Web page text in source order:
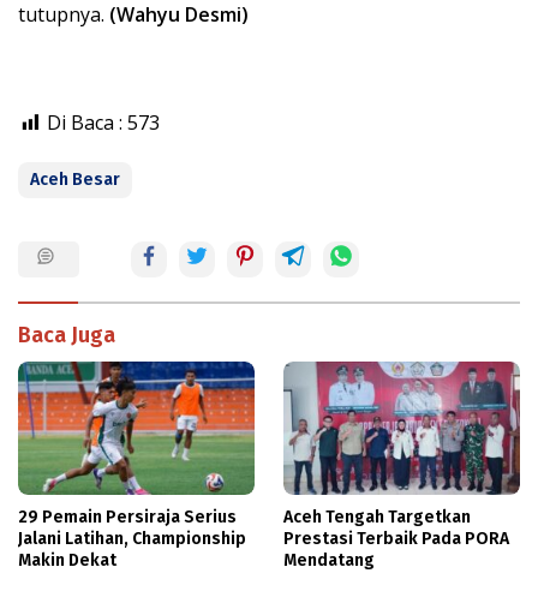
tutupnya. (Wahyu Desmi)
Di Baca : 573
Aceh Besar
Baca Juga
29 Pemain Persiraja Serius
Jalani Latihan, Championship
Makin Dekat
Aceh Tengah Targetkan
Prestasi Terbaik Pada PORA
Mendatang